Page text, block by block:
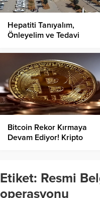
Hepatiti Tanıyalım,
Önleyelim ve Tedavi
Bitcoin Rekor Kırmaya
Devam Ediyor! Kripto
Etiket: Resmi
operasyonu